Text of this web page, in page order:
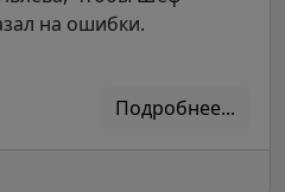
на ошибки.
Подробнее...